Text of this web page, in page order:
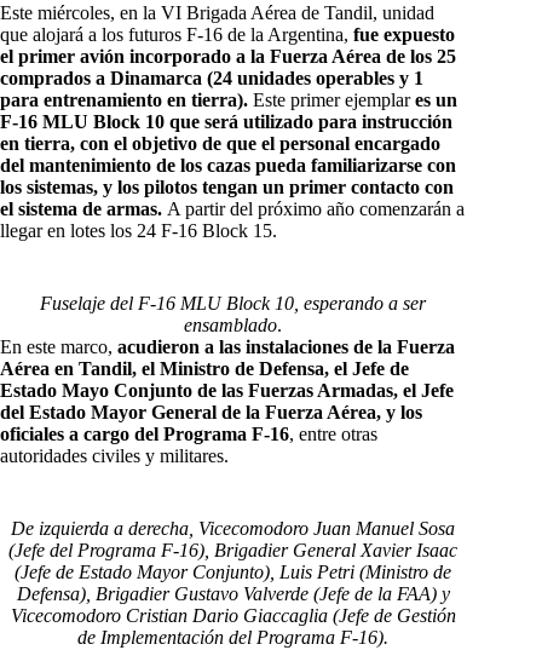
Este miércoles, en la VI Brigada Aérea de Tandil, unidad
que alojará a los futuros F-16 de la Argentina, fue expuesto
el primer avión incorporado a la Fuerza Aérea de los 25
comprados a Dinamarca (24 unidades operables y 1
para entrenamiento en tierra). Este primer ejemplares un
F-16 MLU Block 10 que será utilizado para instrucción
en tierra, con el objetivo de que el personal encargado
del mantenimiento de los cazas pueda familiarizarse con
los sistemas, y los pilotos tengan un primer contacto con
el sistema de armas. A partir del próximo año comenzarán a
llegar en lotes los 24 F-16 Block 15.
Fuselaje del F-16 MLU Block 10, esperando a ser
ensamblado.
En este marco, acudieron a las instalaciones de la Fuerza
Aérea en Tandil, el Ministro de Defensa, el Jefe de
Estado Mayo Conjunto de las Fuerzas Armadas, el Jefe
del Estado Mayor General de la Fuerza Aérea, y los
oficiales a cargo del Programa F-16, entre otras
autoridades civiles y militares.
De izquierda a derecha, Vicecomodoro Juan Manuel Sosa
(Jefe del Programa F-16), Brigadier General Xavier Isaac
(Jefe de Estado Mayor Conjunto), Luis Petri (Ministro de
Defensa), Brigadier Gustavo Valverde (Jefe de la FAA) y
Vicecomodoro Cristian Dario Giaccaglia (Jefe de Gestión
de Implementación del Programa F-16).